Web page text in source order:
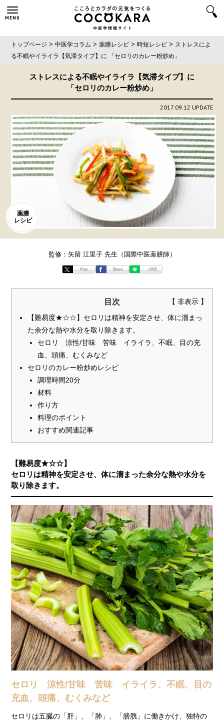
MENU
トップページ >中医学コラム >薬膳レシピ >時短レシピ > ストレスによ
る不眠やイライラ【気滞タイプ】に 「セロリのカレー粉炒め」
薬膳
レシピ
ストレスによる不眠やイライラ【気滞タイプ】に
「セロリのカレー粉炒め」
2017.09.12 UPDATE
監修：矢留 江里子 先生（国際中医薬膳師）
Post Share LINE
目次
【難易度★☆☆】セロリは精神を安定させ、体に溜まっ
た余分な熱や水分を取り除きます。
セロリ 涼性/甘味 苦味 イライラ、不眠、目の充
血、頭痛、むくみなど
セロリのカレー粉炒めレシピ
調理時間20分
材料
作り方
料理のポイント
おすすめ関連記事
【難易度★☆☆】
セロリは精神を安定させ、体に溜まった余分な熱や水分を
取り除きます。
セロリ 涼性/甘味 苦味 イライラ、不眠、目の
充血、頭痛、むくみなど
セロリは五臓の「肝」、「肺」、「膀胱」に働きかけ、独特の